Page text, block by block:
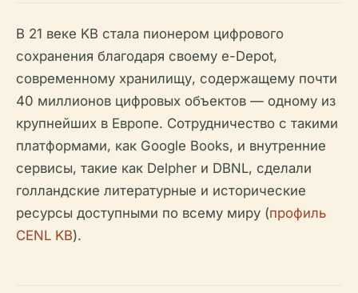
В 21 веке KB стала пионером цифрового
сохранения благодаря своему e-Depot,
современному хранилищу, содержащему почти
40 миллионов цифровых объектов — одному из
крупнейших в Европе. Сотрудничество с такими
платформами, как Google Books, и внутренние
сервисы, такие как Delpher и DBNL, сделали
голландские литературные и исторические
ресурсы доступными по всему миру (профиль
CENL KB).